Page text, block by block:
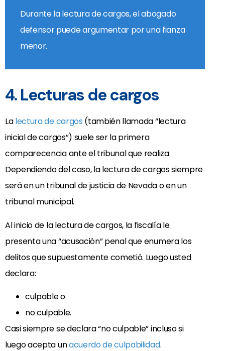
Durante la lectura de cargos, el abogado
defensor puede argumentar por una fianza
menor.
4. Lecturas de cargos
Lalectura de cargos (también llamada “lectura
inicial de cargos”) suele ser la primera
comparecencia ante el tribunal que realiza.
Dependiendo del caso, la lectura de cargos siempre
será en un tribunal de justicia de Nevada o en un
tribunal municipal.
Al inicio de la lectura de cargos, la fiscalía le
presenta una “acusación” penal que enumera los
delitos que supuestamente cometió. Luego usted
declara:
culpable o
no culpable.
Casi siempre se declara “no culpable” incluso si
luego acepta unacuerdo de culpabilidad.